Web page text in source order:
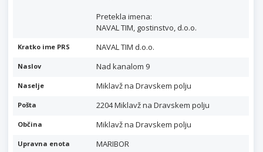
Pretekla imena:
NAVAL TIM, gostinstvo, d.o.o.
Kratko ime PRS NAVAL TIM d.o.o.
Naslov Nad kanalom 9
Naselje Miklavž na Dravskem polju
Pošta 2204 Miklavž na Dravskem polju
Občina Miklavž na Dravskem polju
Upravna enota MARIBOR